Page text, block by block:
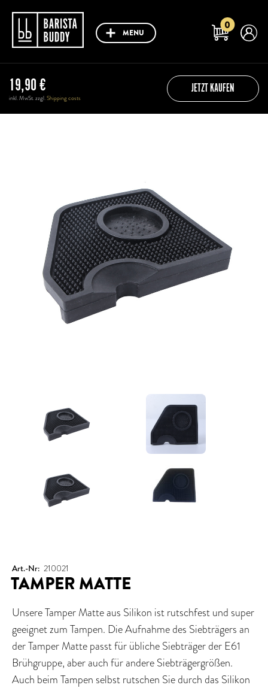
MENU
0
19,90€
inkl. MwSt. zzgl.Shipping costs
JETZT KAUFEN
Art.-Nr: 210021
TAMPER MATTE
Unsere Tamper Matte aus Silikon ist rutschfest und super
geeignet zum Tampen. Die Aufnahme des Siebträgers an
der Tamper Matte passt für übliche Siebträger der E61
Brühgruppe, aber auch für andere Siebträgergrößen.
Auch beim Tampen selbst rutschen Sie durch das Silikon